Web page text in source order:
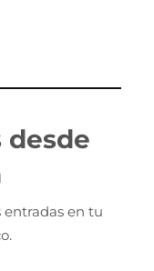
desde
entradas en tu